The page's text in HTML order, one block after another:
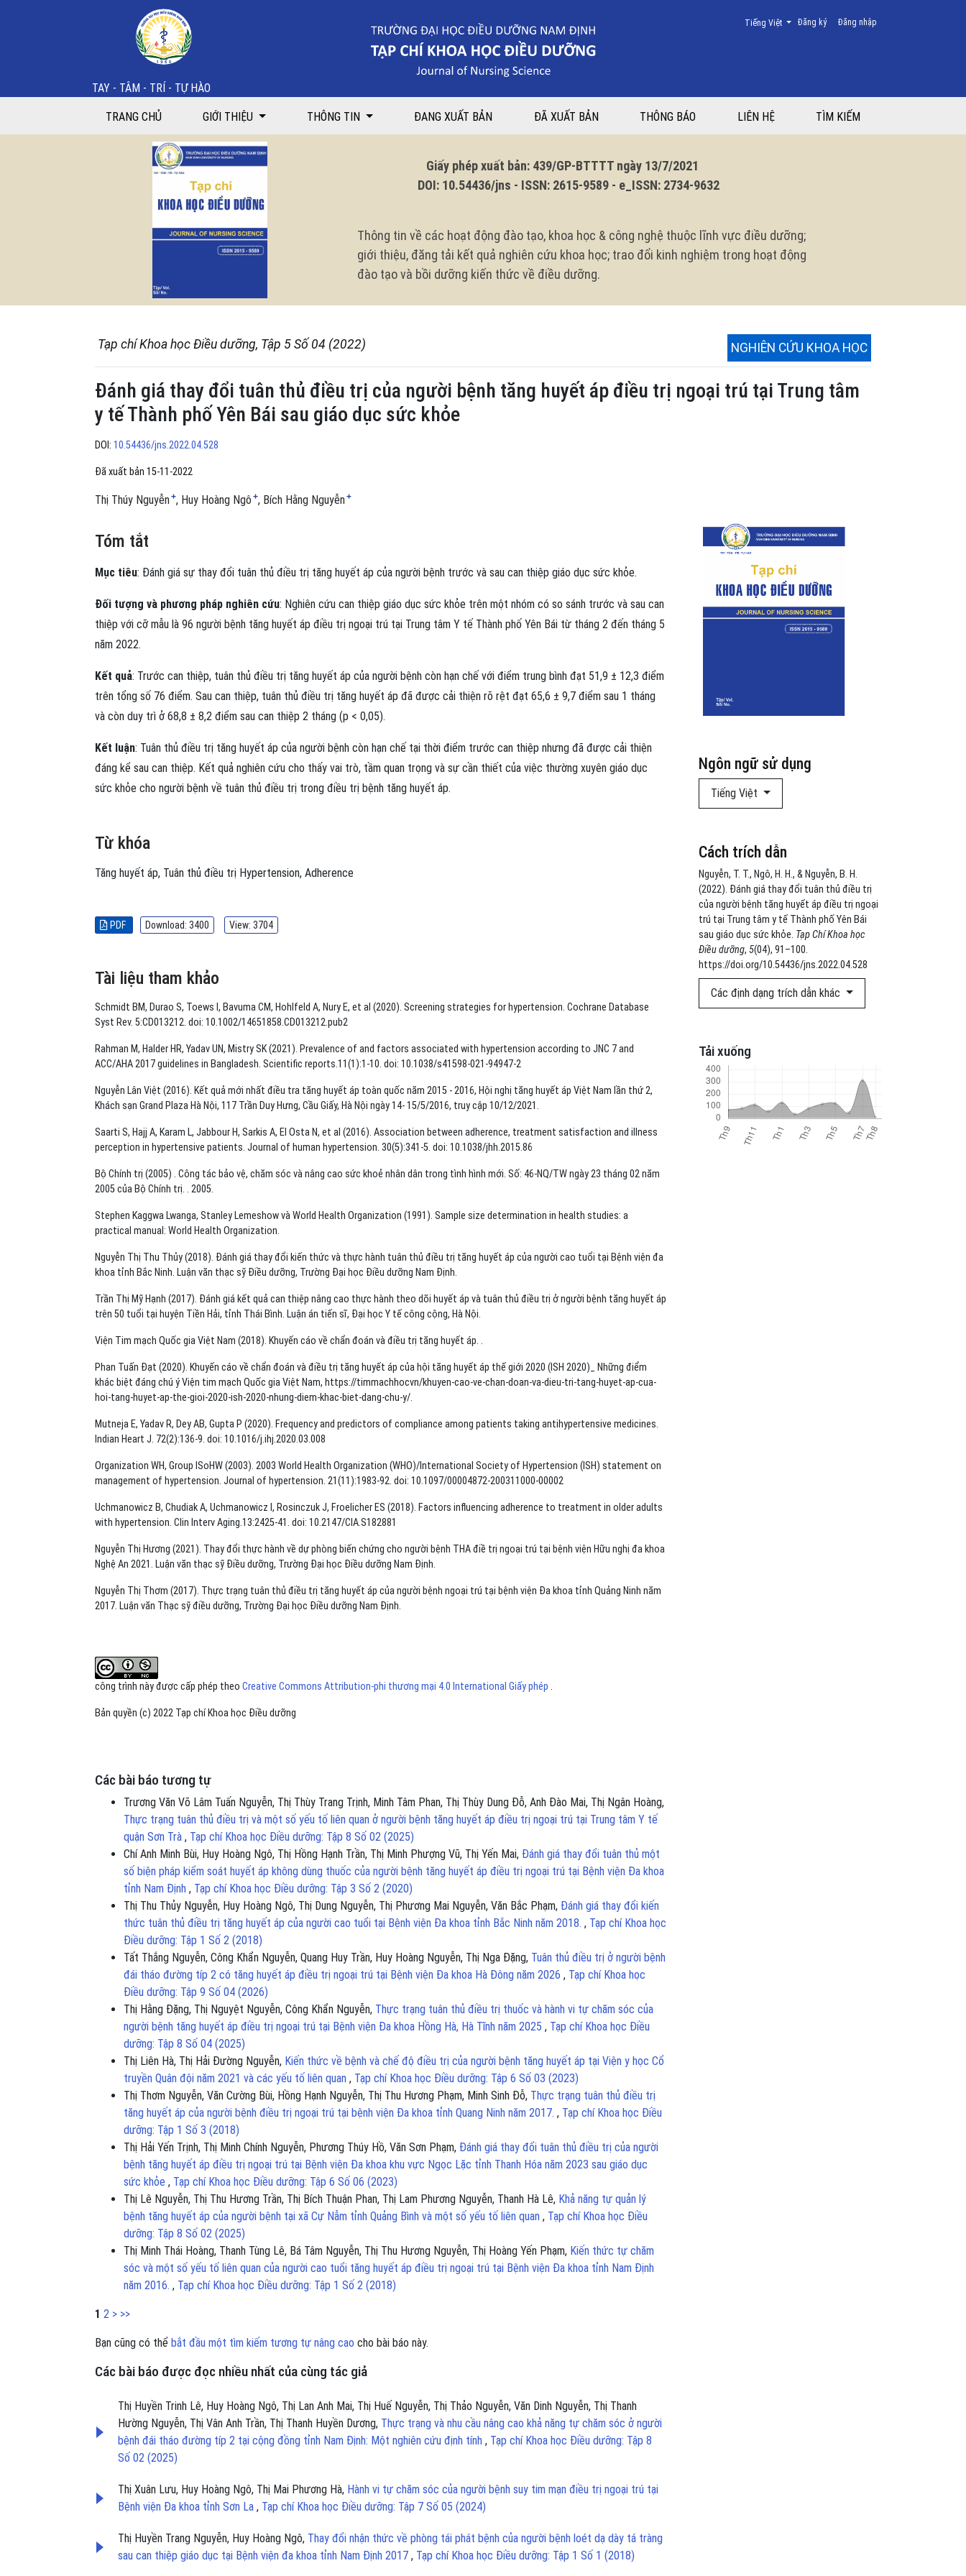
Đánh giá thay đổi tuân thủ điều trị của người bệnh tăng huyết áp điều trị ngoại trú tại Trung tâm y tế Thành phố Yên Bái sau giáo dục sức khỏe
TAY - TÂM - TRÍ - TỰ HÀO
Đăng ký Đăng nhập
Thay đổi ngôn ngữ. Ngôn ngữ hiện tại là:
Tiếng Việt
TRANG CHỦ GIỚI THIỆU THÔNG TIN ĐANG XUẤT BẢN ĐÃ XUẤT BẢN THÔNG BÁO LIÊN HỆ TÌM KIẾM
Giấy phép xuất bản: 439/GP-BTTTT ngày 13/7/2021
DOI: 10.54436/jns - ISSN: 2615-9589 - e_ISSN: 2734-9632
Thông tin về các hoạt động đào tạo, khoa học & công nghệ thuộc lĩnh vực điều dưỡng;
giới thiệu, đăng tải kết quả nghiên cứu khoa học; trao đổi kinh nghiệm trong hoạt động
đào tạo và bồi dưỡng kiến thức về điều dưỡng.
Tạp chí Khoa học Điều dưỡng, Tập 5 Số 04 (2022) NGHIÊN CỨU KHOA HỌC
Đánh giá thay đổi tuân thủ điều trị của người bệnh tăng huyết áp điều trị ngoại trú tại Trung tâm
y tế Thành phố Yên Bái sau giáo dục sức khỏe
DOI: 10.54436/jns.2022.04.528
Đã xuất bản 15-11-2022
Thị Thúy Nguyễn+ Huy Hoàng Ngô + Bích Hằng Nguyễn+
Ngôn ngữ sử dụng
Tiếng Việt
Cách trích dẫn
Nguyễn, T. T., Ngô, H. H., & Nguyễn, B. H.
(2022). Đánh giá thay đổi tuân thủ điều trị
của người bệnh tăng huyết áp điều trị ngoại
trú tại Trung tâm y tế Thành phố Yên Bái
sau giáo dục sức khỏe. Tạp Chí Khoa học
Điều dưỡng, 5(04), 91–100.
https://doi.org/10.54436/jns.2022.04.528
Các định dạng trích dẫn khác
Tải xuống
Tóm tắt
Mục tiêu: Đánh giá sự thay đổi tuân thủ điều trị tăng huyết áp của người bệnh trước và sau can thiệp giáo dục sức khỏe.
Đối tượng và phương pháp nghiên cứu: Nghiên cứu can thiệp giáo dục sức khỏe trên một nhóm có so sánh trước và sau can
thiệp với cỡ mẫu là 96 người bệnh tăng huyết áp điều trị ngoại trú tại Trung tâm Y tế Thành phố Yên Bái từ tháng 2 đến tháng 5
năm 2022.
Kết quả: Trước can thiệp, tuân thủ điều trị tăng huyết áp của người bệnh còn hạn chế với điểm trung bình đạt 51,9 ± 12,3 điểm
trên tổng số 76 điểm. Sau can thiệp, tuân thủ điều trị tăng huyết áp đã được cải thiện rõ rệt đạt 65,6 ± 9,7 điểm sau 1 tháng
và còn duy trì ở 68,8 ± 8,2 điểm sau can thiệp 2 tháng (p < 0,05).
Kết luận: Tuân thủ điều trị tăng huyết áp của người bệnh còn hạn chế tại thời điểm trước can thiệp nhưng đã được cải thiện
đáng kể sau can thiệp. Kết quả nghiên cứu cho thấy vai trò, tầm quan trọng và sự cần thiết của việc thường xuyên giáo dục
sức khỏe cho người bệnh về tuân thủ điều trị trong điều trị bệnh tăng huyết áp.
Từ khóa
Tăng huyết áp, Tuân thủ điều trị Hypertension, Adherence
PDF Download: 3400 View: 3704
Tài liệu tham khảo
Schmidt BM, Durao S, Toews I, Bavuma CM, Hohlfeld A, Nury E, et al (2020). Screening strategies for hypertension. Cochrane Database
Syst Rev. 5:CD013212. doi: 10.1002/14651858.CD013212.pub2
Rahman M, Halder HR, Yadav UN, Mistry SK (2021). Prevalence of and factors associated with hypertension according to JNC 7 and
ACC/AHA 2017 guidelines in Bangladesh. Scientific reports.11(1):1-10. doi: 10.1038/s41598-021-94947-2
Nguyễn Lân Việt (2016). Kết quả mới nhất điều tra tăng huyết áp toàn quốc năm 2015 - 2016, Hội nghị tăng huyết áp Việt Nam lần thứ 2,
Khách sạn Grand Plaza Hà Nội, 117 Trần Duy Hưng, Cầu Giấy, Hà Nội ngày 14- 15/5/2016, truy cập 10/12/2021.
Saarti S, Hajj A, Karam L, Jabbour H, Sarkis A, El Osta N, et al (2016). Association between adherence, treatment satisfaction and illness
perception in hypertensive patients. Journal of human hypertension. 30(5):341-5. doi: 10.1038/jhh.2015.86
Bộ Chính trị (2005) . Công tác bảo vệ, chăm sóc và nâng cao sức khoẻ nhân dân trong tình hình mới. Số: 46-NQ/TW ngày 23 tháng 02 năm
2005 của Bộ Chính trị. . 2005.
Stephen Kaggwa Lwanga, Stanley Lemeshow và World Health Organization (1991). Sample size determination in health studies: a
practical manual: World Health Organization.
Nguyễn Thị Thu Thủy (2018). Đánh giá thay đổi kiến thức và thực hành tuân thủ điều trị tăng huyết áp của người cao tuổi tại Bệnh viện đa
khoa tỉnh Bắc Ninh. Luận văn thạc sỹ Điều dưỡng, Trường Đại học Điều dưỡng Nam Định.
Trần Thị Mỹ Hạnh (2017). Đánh giá kết quả can thiệp nâng cao thực hành theo dõi huyết áp và tuân thủ điều trị ở người bệnh tăng huyết áp
trên 50 tuổi tại huyện Tiền Hải, tỉnh Thái Bình. Luận án tiến sĩ, Đại học Y tế công cộng, Hà Nội.
Viện Tim mạch Quốc gia Việt Nam (2018). Khuyến cáo về chẩn đoán và điều trị tăng huyết áp. .
Phan Tuấn Đạt (2020). Khuyến cáo về chẩn đoán và điều trị tăng huyết áp của hội tăng huyết áp thế giới 2020 (ISH 2020)_ Những điểm
khác biệt đáng chú ý Viện tim mạch Quốc gia Việt Nam, https://timmachhocvn/khuyen-cao-ve-chan-doan-va-dieu-tri-tang-huyet-ap-cua-
hoi-tang-huyet-ap-the-gioi-2020-ish-2020-nhung-diem-khac-biet-dang-chu-y/.
Mutneja E, Yadav R, Dey AB, Gupta P (2020). Frequency and predictors of compliance among patients taking antihypertensive medicines.
Indian Heart J. 72(2):136-9. doi: 10.1016/j.ihj.2020.03.008
Organization WH, Group ISoHW (2003). 2003 World Health Organization (WHO)/International Society of Hypertension (ISH) statement on
management of hypertension. Journal of hypertension. 21(11):1983-92. doi: 10.1097/00004872-200311000-00002
Uchmanowicz B, Chudiak A, Uchmanowicz I, Rosinczuk J, Froelicher ES (2018). Factors influencing adherence to treatment in older adults
with hypertension. Clin Interv Aging.13:2425-41. doi: 10.2147/CIA.S182881
Nguyễn Thị Hương (2021). Thay đổi thực hành về dự phòng biến chứng cho người bệnh THA điề trị ngoại trú tại bệnh viện Hữu nghị đa khoa
Nghệ An 2021. Luận văn thạc sỹ Điều dưỡng, Trường Đại học Điều dưỡng Nam Định.
Nguyễn Thị Thơm (2017). Thực trạng tuân thủ điều trị tăng huyết áp của người bệnh ngoại trú tại bệnh viện Đa khoa tỉnh Quảng Ninh năm
2017. Luận văn Thạc sỹ điều dưỡng, Trường Đại học Điều dưỡng Nam Định.
công trình này được cấp phép theo Creative Commons Attribution-phi thương mại 4.0 International Giấy phép .
Bản quyền (c) 2022 Tạp chí Khoa học Điều dưỡng
Các bài báo tương tự
Trương Văn Võ Lâm Tuấn Nguyễn, Thị Thùy Trang Trịnh, Minh Tâm Phan, Thị Thùy Dung Đỗ, Anh Đào Mai, Thị Ngân Hoàng,
Thực trạng tuân thủ điều trị và một số yếu tố liên quan ở người bệnh tăng huyết áp điều trị ngoại trú tại Trung tâm Y tế
quận Sơn Trà , Tạp chí Khoa học Điều dưỡng: Tập 8 Số 02 (2025)
Chí Anh Minh Bùi, Huy Hoàng Ngô, Thị Hồng Hạnh Trần, Thị Minh Phượng Vũ, Thị Yến Mai, Đánh giá thay đổi tuân thủ một
số biện pháp kiểm soát huyết áp không dùng thuốc của người bệnh tăng huyết áp điều trị ngoại trú tại Bệnh viện Đa khoa
tỉnh Nam Định , Tạp chí Khoa học Điều dưỡng: Tập 3 Số 2 (2020)
Thị Thu Thủy Nguyễn, Huy Hoàng Ngô, Thị Dung Nguyễn, Thị Phương Mai Nguyễn, Văn Bắc Phạm, Đánh giá thay đổi kiến
thức tuân thủ điều trị tăng huyết áp của người cao tuổi tại Bệnh viện Đa khoa tỉnh Bắc Ninh năm 2018. , Tạp chí Khoa học
Điều dưỡng: Tập 1 Số 2 (2018)
Tất Thắng Nguyễn, Công Khẩn Nguyễn, Quang Huy Trần, Huy Hoàng Nguyễn, Thị Nga Đặng, Tuân thủ điều trị ở người bệnh
đái tháo đường típ 2 có tăng huyết áp điều trị ngoại trú tại Bệnh viện Đa khoa Hà Đông năm 2026 , Tạp chí Khoa học
Điều dưỡng: Tập 9 Số 04 (2026)
Thị Hằng Đặng, Thị Nguyệt Nguyễn, Công Khẩn Nguyễn, Thực trạng tuân thủ điều trị thuốc và hành vi tự chăm sóc của
người bệnh tăng huyết áp điều trị ngoại trú tại Bệnh viện Đa khoa Hồng Hà, Hà Tĩnh năm 2025 , Tạp chí Khoa học Điều
dưỡng: Tập 8 Số 04 (2025)
Thị Liên Hà, Thị Hải Đường Nguyễn, Kiến thức về bệnh và chế độ điều trị của người bệnh tăng huyết áp tại Viện y học Cổ
truyền Quân đội năm 2021 và các yếu tố liên quan , Tạp chí Khoa học Điều dưỡng: Tập 6 Số 03 (2023)
Thị Thơm Nguyễn, Văn Cường Bùi, Hồng Hạnh Nguyễn, Thị Thu Hương Phạm, Minh Sinh Đỗ, Thực trạng tuân thủ điều trị
tăng huyết áp của người bệnh điều trị ngoại trú tại bệnh viện Đa khoa tỉnh Quang Ninh năm 2017. , Tạp chí Khoa học Điều
dưỡng: Tập 1 Số 3 (2018)
Thị Hải Yến Trịnh, Thị Minh Chính Nguyễn, Phương Thúy Hồ, Văn Sơn Phạm, Đánh giá thay đổi tuân thủ điều trị của người
bệnh tăng huyết áp điều trị ngoại trú tại Bệnh viện Đa khoa khu vực Ngọc Lặc tỉnh Thanh Hóa năm 2023 sau giáo dục
sức khỏe , Tạp chí Khoa học Điều dưỡng: Tập 6 Số 06 (2023)
Thị Lê Nguyễn, Thị Thu Hương Trần, Thị Bích Thuận Phan, Thị Lam Phương Nguyễn, Thanh Hà Lê, Khả năng tự quản lý
bệnh tăng huyết áp của người bệnh tại xã Cự Nẫm tỉnh Quảng Bình và một số yếu tố liên quan , Tạp chí Khoa học Điều
dưỡng: Tập 8 Số 02 (2025)
Thị Minh Thái Hoàng, Thanh Tùng Lê, Bá Tâm Nguyễn, Thị Thu Hương Nguyễn, Thị Hoàng Yến Phạm, Kiến thức tự chăm
sóc và một số yếu tố liên quan của người cao tuổi tăng huyết áp điều trị ngoại trú tại Bệnh viện Đa khoa tỉnh Nam Định
năm 2016. , Tạp chí Khoa học Điều dưỡng: Tập 1 Số 2 (2018)
1 2 > >>
Bạn cũng có thể bắt đầu một tìm kiếm tương tự nâng cao cho bài báo này.
Các bài báo được đọc nhiều nhất của cùng tác giả
Thị Huyền Trinh Lê, Huy Hoàng Ngô, Thị Lan Anh Mai, Thị Huế Nguyễn, Thị Thảo Nguyễn, Văn Dinh Nguyễn, Thị Thanh
Hường Nguyễn, Thị Vân Anh Trần, Thị Thanh Huyền Dương, Thực trạng và nhu cầu nâng cao khả năng tự chăm sóc ở người
bệnh đái tháo đường típ 2 tại cộng đồng tỉnh Nam Định: Một nghiên cứu định tính , Tạp chí Khoa học Điều dưỡng: Tập 8
Số 02 (2025)
Thị Xuân Lưu, Huy Hoàng Ngô, Thị Mai Phương Hà, Hành vi tự chăm sóc của người bệnh suy tim mạn điều trị ngoại trú tại
Bệnh viện Đa khoa tỉnh Sơn La , Tạp chí Khoa học Điều dưỡng: Tập 7 Số 05 (2024)
Thị Huyền Trang Nguyễn, Huy Hoàng Ngô, Thay đổi nhận thức về phòng tái phát bệnh của người bệnh loét dạ dày tá tràng
sau can thiệp giáo dục tại Bệnh viện đa khoa tỉnh Nam Định 2017 , Tạp chí Khoa học Điều dưỡng: Tập 1 Số 1 (2018)